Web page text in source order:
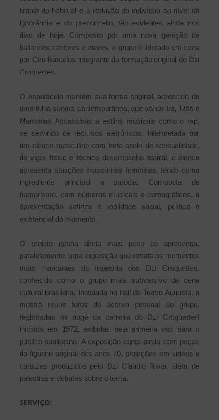
tirania do habitual e à redução do indivíduo ao nível da
ignorância e do preconceito, tão evidentes ainda nos
dias de hoje. Composto por uma nova geração de
bailarinos,cantores e atores, o grupo é liderado em cena
por Ciro Barcelos integrante da formação original do Dzi
Croquettes.
O espetáculo mantém sua forma original, acrescido de
uma trilha sonora contemporânea, que vai de Ira, Titãs e
Mamonas Assassinas a estilos musicais como o rap,
se servindo de recursos eletrônicos. Interpretada por
um elenco masculino com forte apelo de sensualidade,
de vigor físico e técnico desempenho teatral, o elenco
apresenta atuações masculinas femininas, tendo como
ingrediente principal a paródia. Composta de
humorismo, com números musicais e coreográficos, a
apresentação satiriza a realidade social, política e
existencial do momento.
O projeto ganha ainda mais peso ao apresentar,
paralelamente, uma exposição que retrata os momentos
mais marcantes da trajetória dos Dzi Croquettes,
conhecido como o grupo mais subversivo da cena
cultural brasileira. Instalada no hall do Teatro Augusta, a
mostra reúne fotos do acervo pessoal do grupo,
registradas no auge da carreira do Dzi Croquettesi
iniciada em 1972, exibidas pela primeira vez para o
público paulistano. A exposição conta ainda com peças
do figurino original dos anos 70, projeções em videos e
cartazes produzidos pelo Dzi Claudio Tovar, além de
palestras e debates sobre o tema.
SERVIÇO: